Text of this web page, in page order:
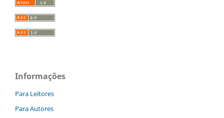
Informações
Para Leitores
Para Autores